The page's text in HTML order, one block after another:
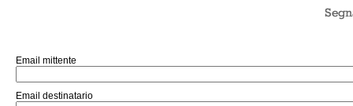
Email mittente
Email destinatario